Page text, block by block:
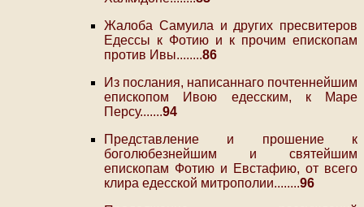
Жалоба Самуила и других пресвитеров
Едессы к Фотию и к прочим епископам
против Ивы........86
Из послания, написаннаго почтеннейшим
епископом Ивою едесским, к Маре
Персу.......94
Представление и прошение к
боголюбезнейшим и святейшим
епископам Фотию и Евстафию, от всего
клира едесской митрополии........96